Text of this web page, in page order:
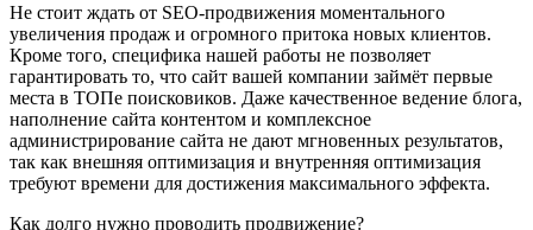
Не стоит ждать от SEO-продвижения моментального
увеличения продаж и огромного притока новых клиентов.
Кроме того, специфика нашей работы не позволяет
гарантировать то, что сайт вашей компании займёт первые
места в ТОПе поисковиков. Даже качественное ведение блога,
наполнение сайта контентом и комплексное
администрирование сайта не дают мгновенных результатов,
так как внешняя оптимизация и внутренняя оптимизация
требуют времени для достижения максимального эффекта.
Как долго нужно проводить продвижение?